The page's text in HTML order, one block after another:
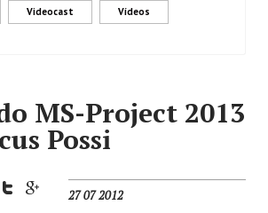
Videocast Vídeos
MS-Project 2013
Possi
27 07 2012